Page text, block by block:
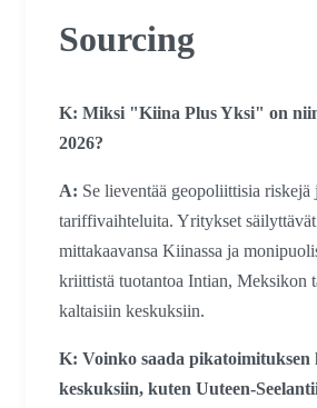
Sourcing
K: Miksi "Kiina Plus Yksi" on
2026?
A: Se lieventää geopoliittisia riskejä
tariffivaihteluita. Yritykset säilyttävät
mittakaavansa Kiinassa ja
kriittistä tuotantoa Intian, Meksikon
kaltaisiin keskuksiin.
K: Voinko saada pikatoimituksen
keskuksiin, kuten Uuteen-